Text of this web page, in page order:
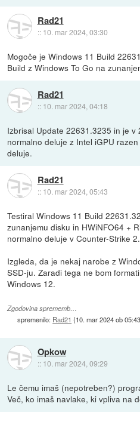
Rad21
:: 10. mar 2024, 03:30
Mogoče je Windows 11 Build
Build z Windows To Go na
Rad21
:: 10. mar 2024, 04:18
Izbrisal Update 22631.3235 in je
normalno deluje z Intel iGPU
deluje.
Rad21
:: 10. mar 2024, 05:43
Testiral Windows 11 Build
zunanjemu disku in HWiNFO64 +
normalno deluje v Counter-Strike 2.
Izgleda, da je nekaj narobe z
SSD-ju. Zaradi tega ne bom
Windows 12.
Zgodovina sprememb…
spremenilo: Rad21 (10. mar 2024 ob
Opkow
:: 10. mar 2024, 09:29
Le čemu imaš (nepotreben?)
Več, ko imaš navlake, ki vpliva na